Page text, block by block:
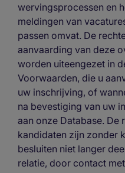
wervingsprocessen en
meldingen van
passen omvat. De
aanvaarding van deze
worden uiteengezet in
Voorwaarden, die u
uw inschrijving, of
na bevestiging van uw
aan onze Database.
kandidaten zijn zonder
besluiten niet langer
relatie, door contact